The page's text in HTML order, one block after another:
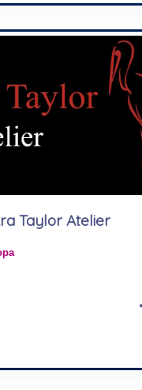
Taylor Atelier